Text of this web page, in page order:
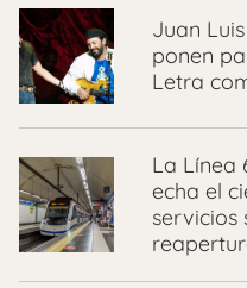
Juan
ponen
Letra
La Línea
echa el
servicios